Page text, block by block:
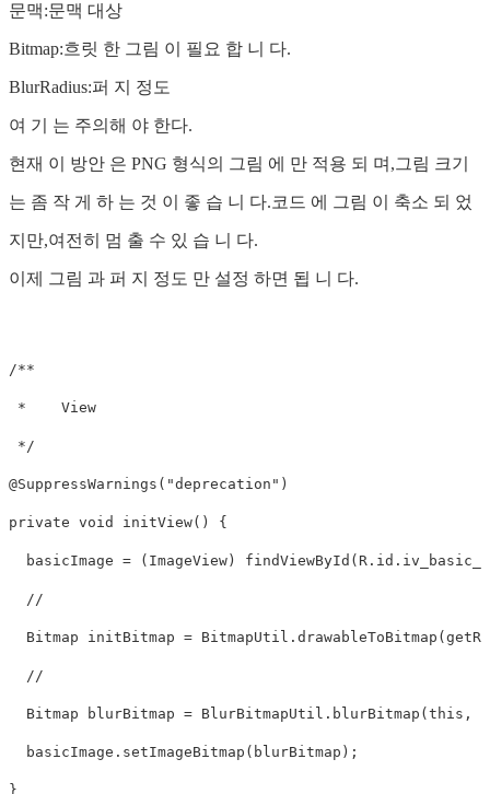
문맥:문맥 대상
Bitmap:흐릿 한 그림 이 필요 합 니 다.
BlurRadius:퍼 지 정도
여 기 는 주의해 야 한다.
현재 이 방안 은 PNG 형식의 그림 에 만 적용 되 며,그림 크기
는 좀 작 게 하 는 것 이 좋 습 니 다.코드 에 그림 이 축소 되 었
지만,여전히 멈 출 수 있 습 니 다.
이제 그림 과 퍼 지 정도 만 설정 하면 됩 니 다.
/**
*    View
*/
@SuppressWarnings("deprecation")
private void initView() {
basicImage = (ImageView)
  //
Bitmap initBitmap =
  //
Bitmap blurBitmap = BlurBitmapUtil.blurBitmap(this,
  basicImage.setImageBitmap(blurBitmap);